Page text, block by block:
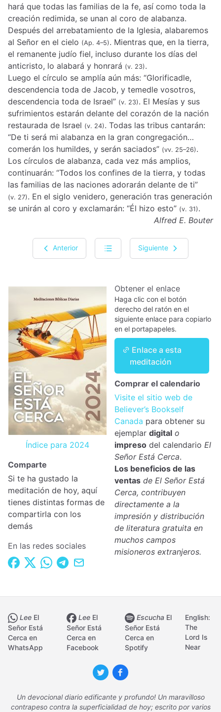
hará que todas las familias de la fe, así como toda la
creación redimida, se unan al coro de alabanza.
Después del arrebatamiento de la Iglesia, alabaremos
al Señor en el cielo (Ap. 4–5). Mientras que, en la tierra,
el remanente judío fiel, incluso durante los días del
anticristo, lo alabará y honrará (v. 23).
Luego el círculo se amplía aún más: “Glorificadle,
descendencia toda de Jacob, y temedle vosotros,
descendencia toda de Israel” (v. 23). El Mesías y sus
sufrimientos estarán delante del corazón de la nación
restaurada de Israel (v. 24). Todas las tribus cantarán:
“De ti será mi alabanza en la gran congregación…
comerán los humildes, y serán saciados” (vv. 25–26).
Los círculos de alabanza, cada vez más amplios,
continuarán: “Todos los confines de la tierra, y todas
las familias de las naciones adorarán delante de ti”
(v. 27). En el siglo venidero, generación tras generación
se unirán al coro y exclamarán: “Él hizo esto” (v. 31).
Alfred E. Bouter
Anterior Siguiente
Índice para 2024
Comparte
Si te ha gustado la
meditación de hoy, aquí
tienes distintas formas de
compartirla con los
demás
En las redes sociales
Obtener el enlace
Haga clic con el botón
derecho del ratón en el
siguiente enlace para copiarlo
en el portapapeles.
Enlace a esta
meditación
Comprar el calendario
Visite el sitio web de
Believer’s Bookself
Canada para obtener su
ejemplar digital o
impreso del calendario El
Señor Está Cerca.
Los beneficios de las
ventas de El Señor Está
Cerca, contribuyen
directamente a la
impresión y distribución
de literatura gratuita en
muchos campos
misioneros extranjeros.
Lee El
Señor Está
Cerca en
WhatsApp
Lee El
Señor Está
Cerca en
Facebook
EscuchaEl
Señor Está
Cerca en
Spotify
English:
The
Lord Is
Near
Un devocional diario edificante y profundo! Un maravilloso
contrapeso contra la superficialidad de hoy; escrito por varios